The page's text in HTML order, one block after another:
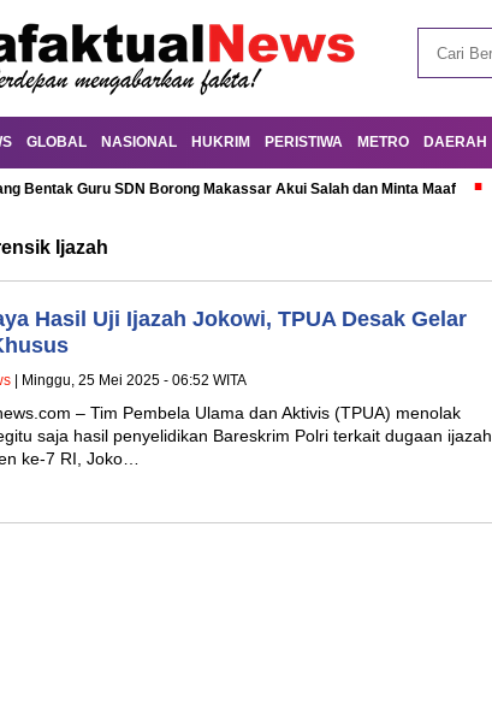
GLOBAL NASIONAL HUKRIM PERISTIWA METRO DAERAH
Bentak Guru SDN Borong Makassar Akui Salah dan Minta Maaf
Ijazah
Hasil Uji Ijazah Jokowi, TPUA Desak Gelar
| Minggu, 25 Mei 2025 - 06:52 WITA
– Tim Pembela Ulama dan Aktivis (TPUA) menolak
saja hasil penyelidikan Bareskrim Polri terkait dugaan ijazah
ke-7 RI, Joko…